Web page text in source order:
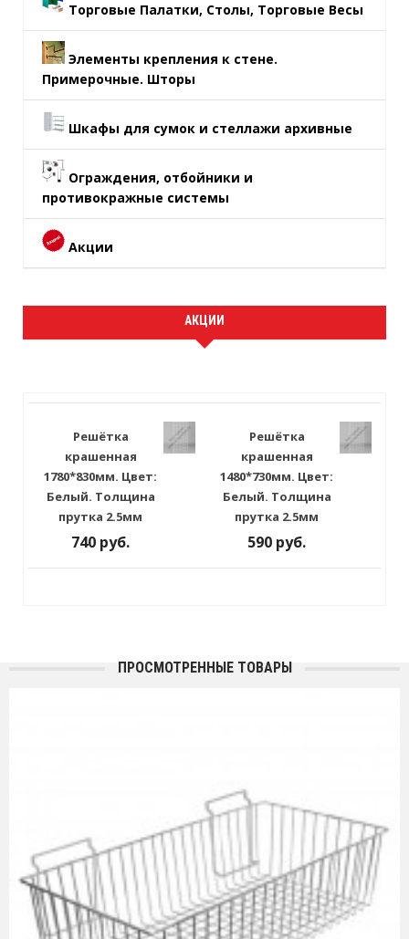
Торговые Палатки, Столы, Торговые Весы
Элементы крепления к стене.
Примерочные. Шторы
Шкафы для сумок и стеллажи архивные
Ограждения, отбойники и
противокражные системы
Акции
АКЦИИ
Решётка
крашенная
1780*830мм. Цвет:
Белый. Толщина
прутка 2.5мм
740 руб.
Решётка
крашенная
1480*730мм. Цвет:
Белый. Толщина
прутка 2.5мм
590 руб.
ПРОСМОТРЕННЫЕ ТОВАРЫ